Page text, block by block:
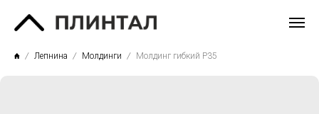
Лепнина Молдинги Молдинг гибкий P35